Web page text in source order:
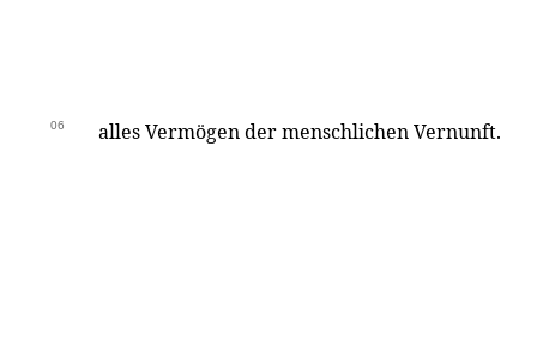
06 alles Vermögen der menschlichen Vernunft.